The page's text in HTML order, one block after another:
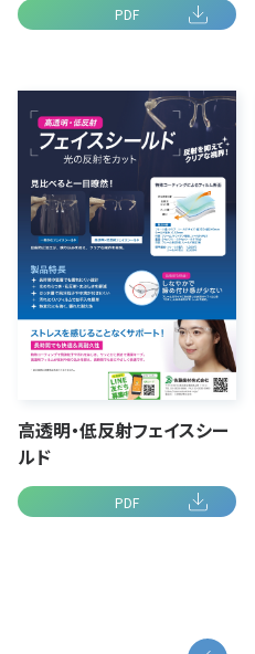
PDF
高透明・低反射フェイスシー
ルド
PDF